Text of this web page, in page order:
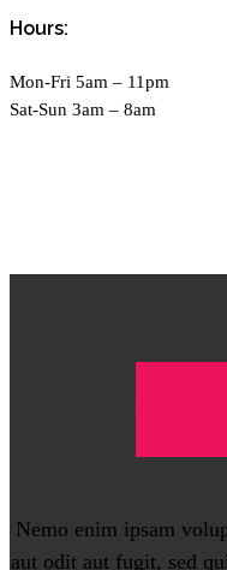
Hours:
Mon-Fri 5am – 11pm
Sat-Sun 3am – 8am
Nemo enim ipsam
aut odit aut fugit, sed